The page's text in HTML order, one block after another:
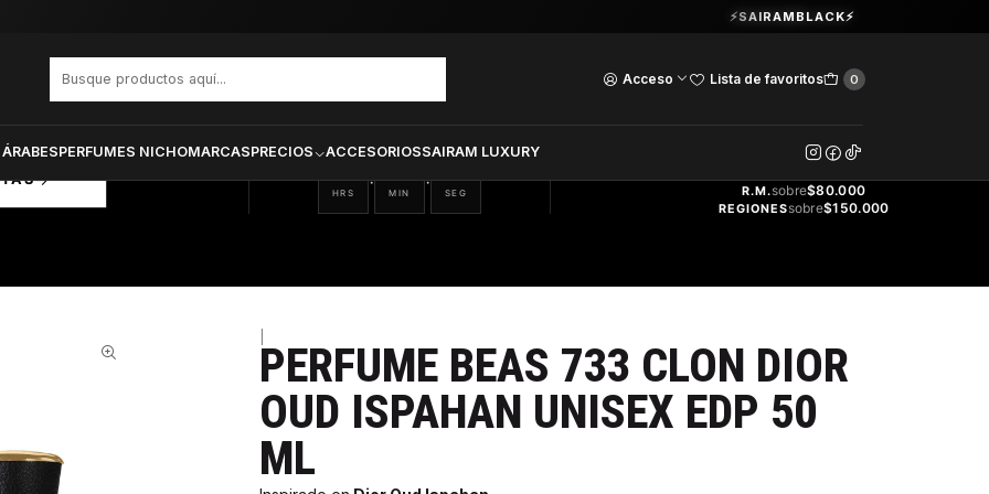
Acceso Lista de favoritos 0
PERFUMES NICHOMARCASPRECIOS ACCESORIOSSAIRAM LUXURY
Guardia Vieja 202. Oficina 102.Ver Horarios
⚡SAIRAMBLACK⚡
Dior Oud Ispahan Unisex Edp 50 ml
06
HRS
: 42
MIN
: 28
SEG
GRATIS
R.M.sobre$80.000
REGIONESsobre$150.000
PERFUME BEAS 733 CLON DIOR
OUD ISPAHAN UNISEX EDP 50
ML